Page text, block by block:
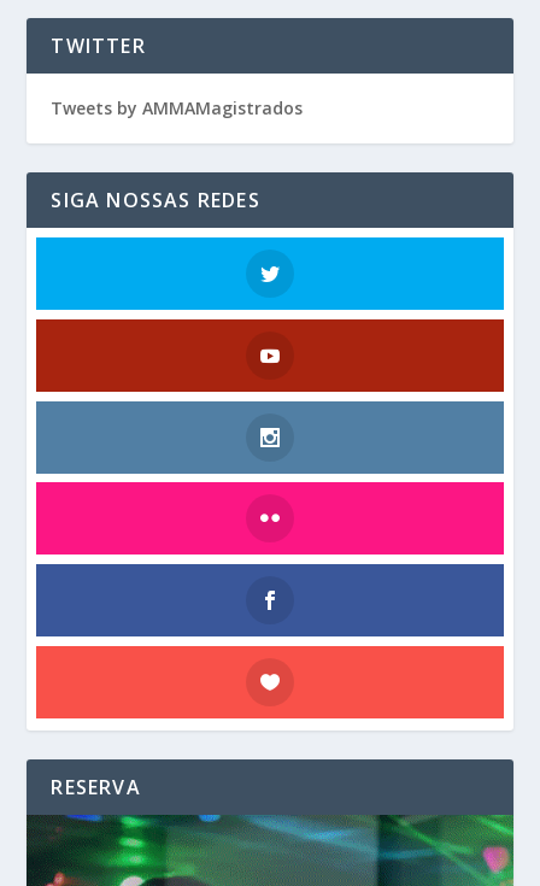
TWITTER
Tweets by AMMAMagistrados
SIGA NOSSAS REDES
RESERVA